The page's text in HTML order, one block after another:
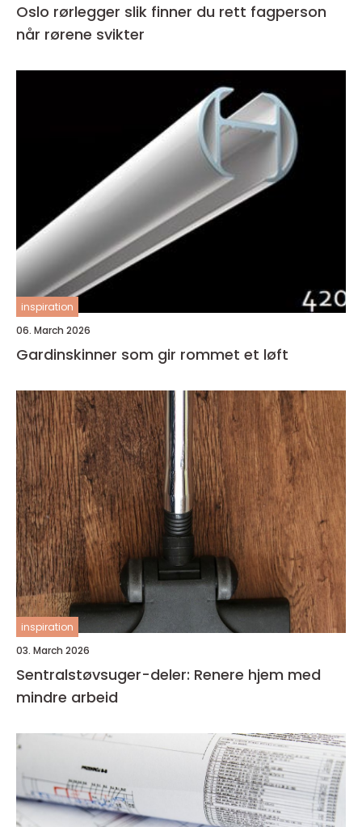
Oslo rørlegger slik finner du rett fagperson
når rørene svikter
inspiration
06. March 2026
Gardinskinner som gir rommet et løft
inspiration
03. March 2026
Sentralstøvsuger-deler: Renere hjem med
mindre arbeid